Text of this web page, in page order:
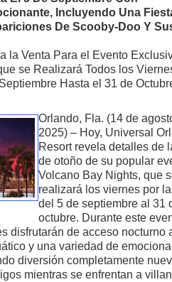
Incluyendo Una
De Scooby-Doo Y
la Venta Para el Evento
se Realizará Todos los
Hasta el 31 de
Orlando, Fla. (14 de
2025) – Hoy, Universal
Resort revela detalles de
de otoño de su popular
Volcano Bay Nights, que
realizará los viernes por
del 5 de septiembre al 31
octubre. Durante este
disfrutarán de acceso nocturno
y una variedad de
diversión completamente
mientras se enfrentan a